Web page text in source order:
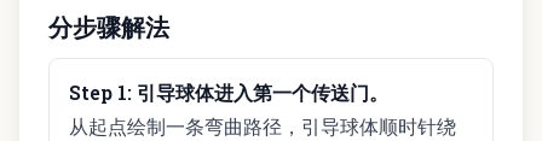
分步骤解法
Step 1: 引导球体进入第一个传送门。
从起点绘制一条弯曲路径，引导球体顺时针绕